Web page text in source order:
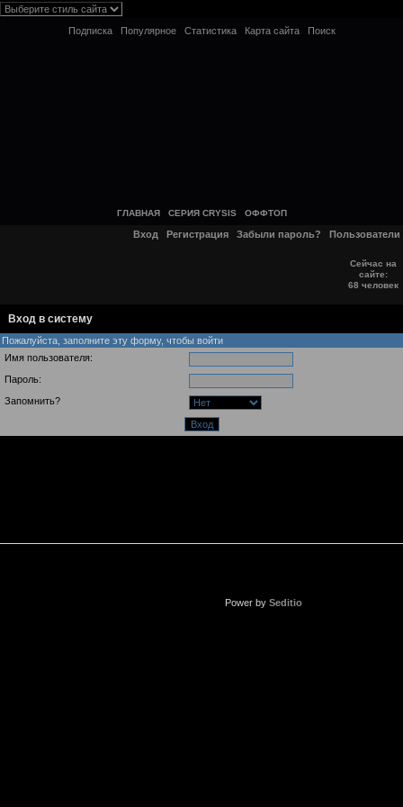
Подписка Популярное Статистика Карта сайта Поиск
ГЛАВНАЯ СЕРИЯ CRYSIS ОФФТОП
Вход Регистрация Забыли пароль? Пользователи
Сейчас на
сайте:
68 человек
Вход в систему
Пожалуйста, заполните эту форму, чтобы войти
Имя пользователя:
Пароль:
Запомнить?
Power by Seditio